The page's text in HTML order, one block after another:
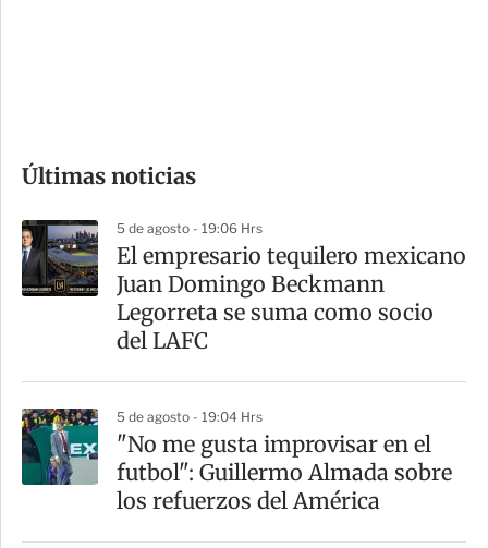
m
a
r
t
Últimas noticias
5 de agosto - 19:06 Hrs
El empresario tequilero mexicano
Juan Domingo Beckmann
Legorreta se suma como socio
del LAFC
5 de agosto - 19:04 Hrs
"No me gusta improvisar en el
futbol": Guillermo Almada sobre
los refuerzos del América